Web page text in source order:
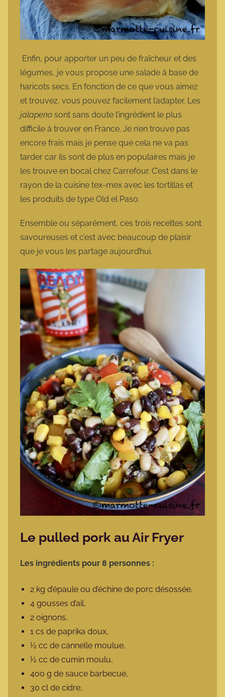
Enfin, pour apporter un peu de fraîcheur et des
légumes, je vous propose une salade à base de
haricots secs. En fonction de ce que vous aimez
et trouvez, vous pouvez facilement l’adapter. Les
jalapeno sont sans doute l’ingrédient le plus
difficile à trouver en France. Je n’en trouve pas
encore frais mais je pense que cela ne va pas
tarder car ils sont de plus en populaires mais je
les trouve en bocal chez Carrefour. C’est dans le
rayon de la cuisine tex-mex avec les tortillas et
les produits de type Old el Paso.
Ensemble ou séparément, ces trois recettes sont
savoureuses et c’est avec beaucoup de plaisir
que je vous les partage aujourd’hui.
Le pulled pork au Air Fryer
Les ingrédients pour 8 personnes :
2 kg d’épaule ou d’échine de porc désossée,
4 gousses d’ail,
2 oignons,
1 cs de paprika doux,
½ cc de cannelle moulue,
½ cc de cumin moulu,
400 g de sauce barbecue,
30 cl de cidre,